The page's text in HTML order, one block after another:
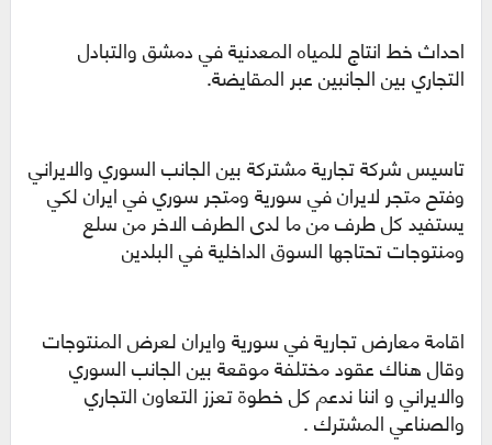
احداث خط انتاج للمياه المعدنية في دمشق والتبادل
التجاري بين الجانبين عبر المقايضة.
تاسيس شركة تجارية مشتركة بين الجانب السوري والايراني
وفتح متجر لايران في سورية ومتجر سوري في ايران لكي
يستفيد كل طرف من ما لدى الطرف الاخر من سلع
ومنتوجات تحتاجها السوق الداخلية في البلدين
اقامة معارض تجارية في سورية وايران لعرض المنتوجات
وقال هناك عقود مختلفة موقعة بين الجانب السوري
والايراني و اننا ندعم كل خطوة تعزز التعاون التجاري
والصناعي المشترك .